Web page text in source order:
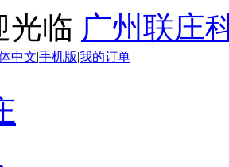
光临 广州联庄
中文|手机版|我的订单